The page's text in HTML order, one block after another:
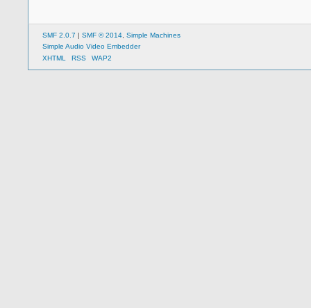
SMF 2.0.7 | SMF © 2014 Simple Machines
Simple Audio Video Embedder
XHTML
RSS WAP2